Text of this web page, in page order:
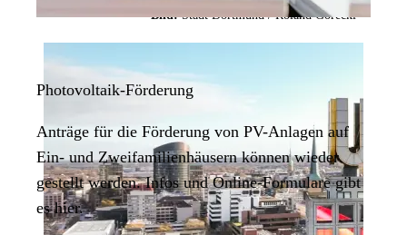
Bild:Stadt Dortmund / Roland Gorecki
Photovoltaik-Förderung
Anträge für die Förderung von PV-Anlagen auf
Ein- und Zweifamilienhäusern können wieder
gestellt werden. Infos undOnline-Formulare gibt
es hier.